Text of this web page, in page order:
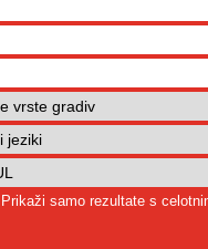
Prikaži samo rezultate s